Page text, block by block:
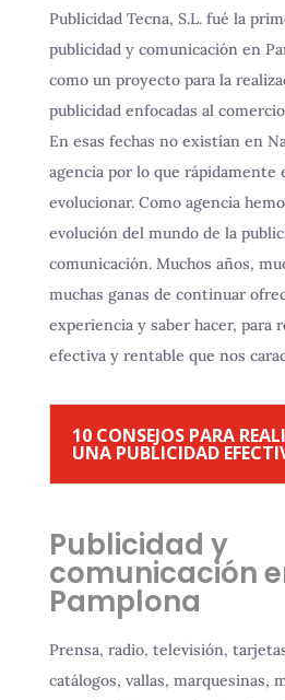
Publicidad Tecna, S.L. fué la
publicidad y comunicación en
como un proyecto para la
publicidad enfocadas al
En esas fechas no existían en
agencia por lo que rápidamente
evolucionar. Como agencia
evolución del mundo de la
comunicación. Muchos años,
muchas ganas de continuar
experiencia y saber hacer, para
efectiva y rentable que nos
10 CONSEJOS PARA
UNA PUBLICIDAD
Publicidad y
comunicación
Pamplona
Prensa, radio, televisión,
catálogos, vallas, marquesinas,